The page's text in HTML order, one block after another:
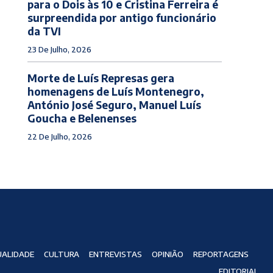
para o Dois às 10 e Cristina Ferreira é
surpreendida por antigo funcionário
da TVI
23 De Julho, 2026
Morte de Luís Represas gera
homenagens de Luís Montenegro,
António José Seguro, Manuel Luís
Goucha e Belenenses
22 De Julho, 2026
CULTURA ENTREVISTAS OPINIÃO
REPORTAGENS